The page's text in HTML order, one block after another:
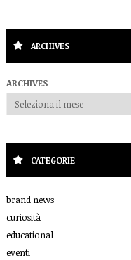
ARCHIVES
ARCHIVES
CATEGORIE
brand news
curiosità
educational
eventi